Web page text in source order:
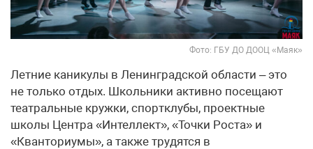
Фото: ГБУ ДО ДООЦ «Маяк»
Летние каникулы в Ленинградской области – это
не только отдых. Школьники активно посещают
театральные кружки, спортклубы, проектные
школы Центра «Интеллект», «Точки Роста» и
«Кванториумы», а также трудятся в